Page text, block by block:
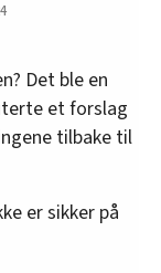
Det ble en
et forslag
tilbake til
er sikker på